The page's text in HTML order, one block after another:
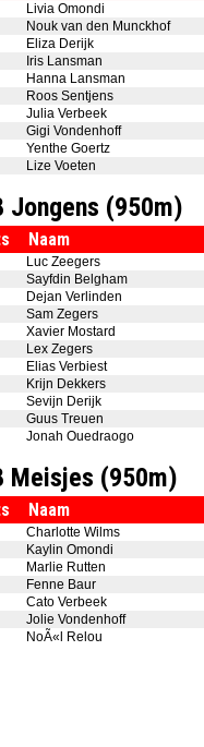
Livia Omondi
Nouk van den Munckhof
Eliza Derijk
Iris Lansman
Hanna Lansman
Roos Sentjens
Julia Verbeek
Gigi Vondenhoff
Yenthe Goertz
Lize Voeten
Jongens (950m)
Naam
Luc Zeegers
Sayfdin Belgham
Dejan Verlinden
Sam Zegers
Xavier Mostard
Lex Zegers
Elias Verbiest
Krijn Dekkers
Sevijn Derijk
Guus Treuen
Jonah Ouedraogo
Meisjes (950m)
Naam
Charlotte Wilms
Kaylin Omondi
Marlie Rutten
Fenne Baur
Cato Verbeek
Jolie Vondenhoff
NoÃ«l Relou